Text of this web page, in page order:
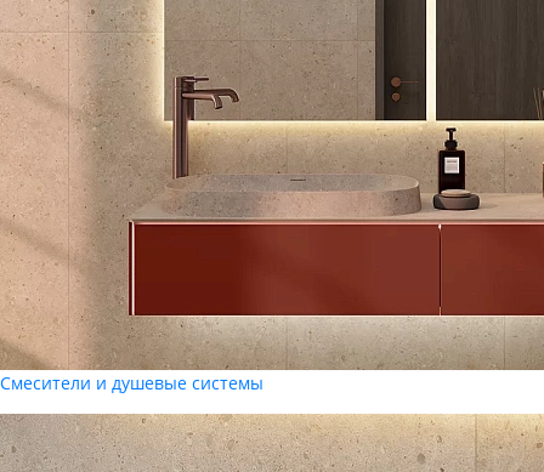
Смесители и душевые системы